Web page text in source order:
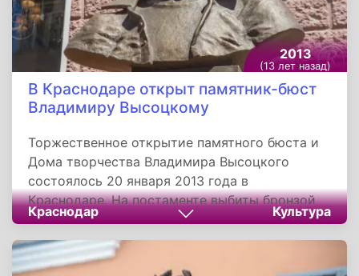
2013
(13 лет назад)
В Краснодаре открыт памятник-бюст
Владимиру Высоцкому
Торжественное открытие памятного бюста и
Дома творчества Владимира Высоцкого
состоялось 20 января 2013 года в
Краснодаре. На постаменте выбиты бронзой
четверостишья из известных песен
Высоцкого. Автор-исполнитель собственных
песен, в совершенстве владевший
Краснодар Культура